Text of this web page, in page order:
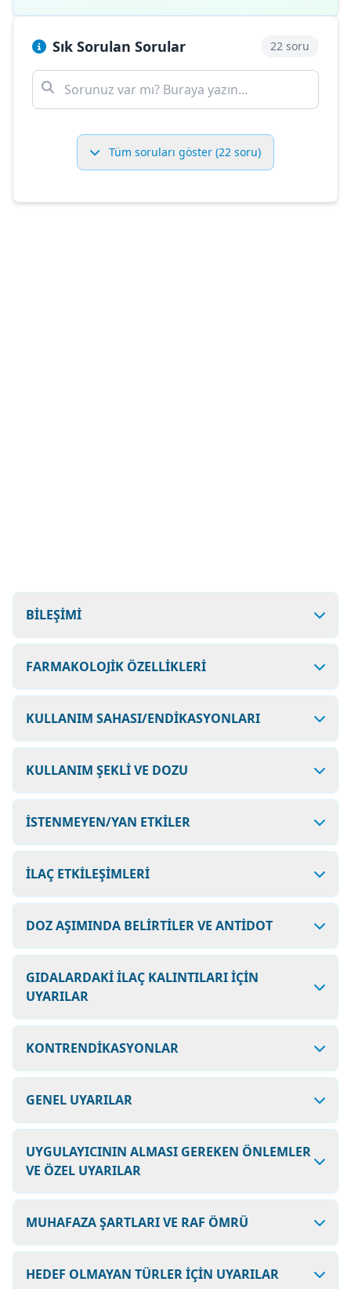
Sık Sorulan Sorular 22 soru
Tüm soruları göster (22 soru)
BİLEŞİMİ
FARMAKOLOJİK ÖZELLİKLERİ
KULLANIM SAHASI/ENDİKASYONLARI
KULLANIM ŞEKLİ VE DOZU
İSTENMEYEN/YAN ETKİLER
İLAÇ ETKİLEŞİMLERİ
DOZ AŞIMINDA BELİRTİLER VE ANTİDOT
GIDALARDAKİ İLAÇ KALINTILARI İÇİN
UYARILAR
KONTRENDİKASYONLAR
GENEL UYARILAR
UYGULAYICININ ALMASI GEREKEN ÖNLEMLER
VE ÖZEL UYARILAR
MUHAFAZA ŞARTLARI VE RAF ÖMRÜ
HEDEF OLMAYAN TÜRLER İÇİN UYARILAR